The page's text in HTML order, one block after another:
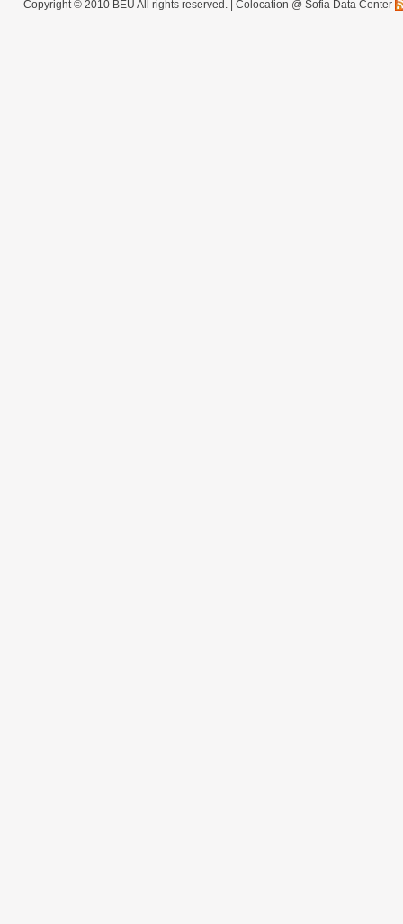
Copyright © 2010 BEU All rights reserved. | Colocation @ Sofia Data Center